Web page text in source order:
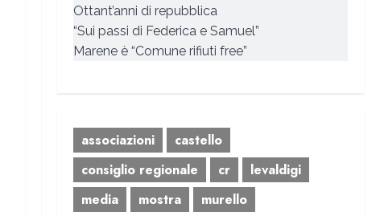
Ottant’anni di repubblica
“Sui passi di Federica e Samuel”
Marene è “Comune rifiuti free”
associazioni
castello
consiglio regionale
cr
levaldigi
media
mostra
murello